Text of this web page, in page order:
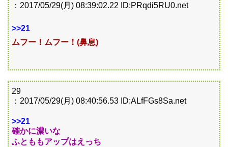
：2017/05/29(月) 08:39:02.22 ID:PRqdi5RU0.net
>>21
ムフー！ムフー！(鼻息)
29
：2017/05/29(月) 08:40:56.53 ID:ALfFGs8Sa.net
>>21
確かに濃いな
ふとももアップはえっち